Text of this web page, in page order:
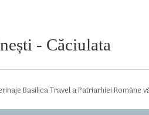
- Căciulata
Basilica Travel a Patriarhiei